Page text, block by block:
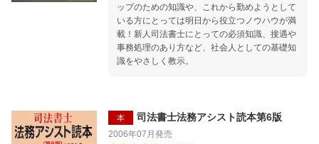
ップのための知識や、これから勤めようとして
いる方にとっては明日から役立つノウハウが満
載！新人司法書士にとっての必須知識、接遇や
事務処理のあり方など、社会人としての基礎知
識をやさしく教示。
本 司法書士法務アシスト読本第6版
2006年07月 発売